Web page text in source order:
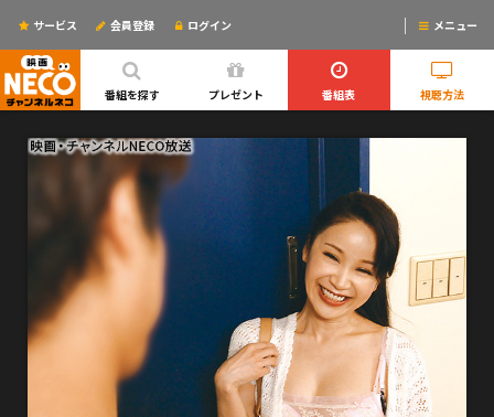
番組を探す プレゼント 番組表 視聴方法
サービス 会員登録 ログイン メニュー
ログインするとリマインドメールが使えるYO!